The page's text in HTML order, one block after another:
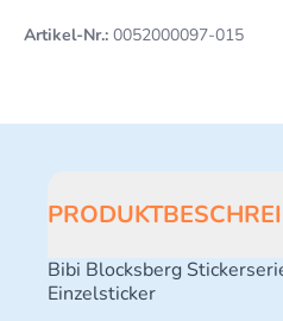
Artikel-Nr.: 0052000097-015
Bibi Blocksberg
Einzelsticker